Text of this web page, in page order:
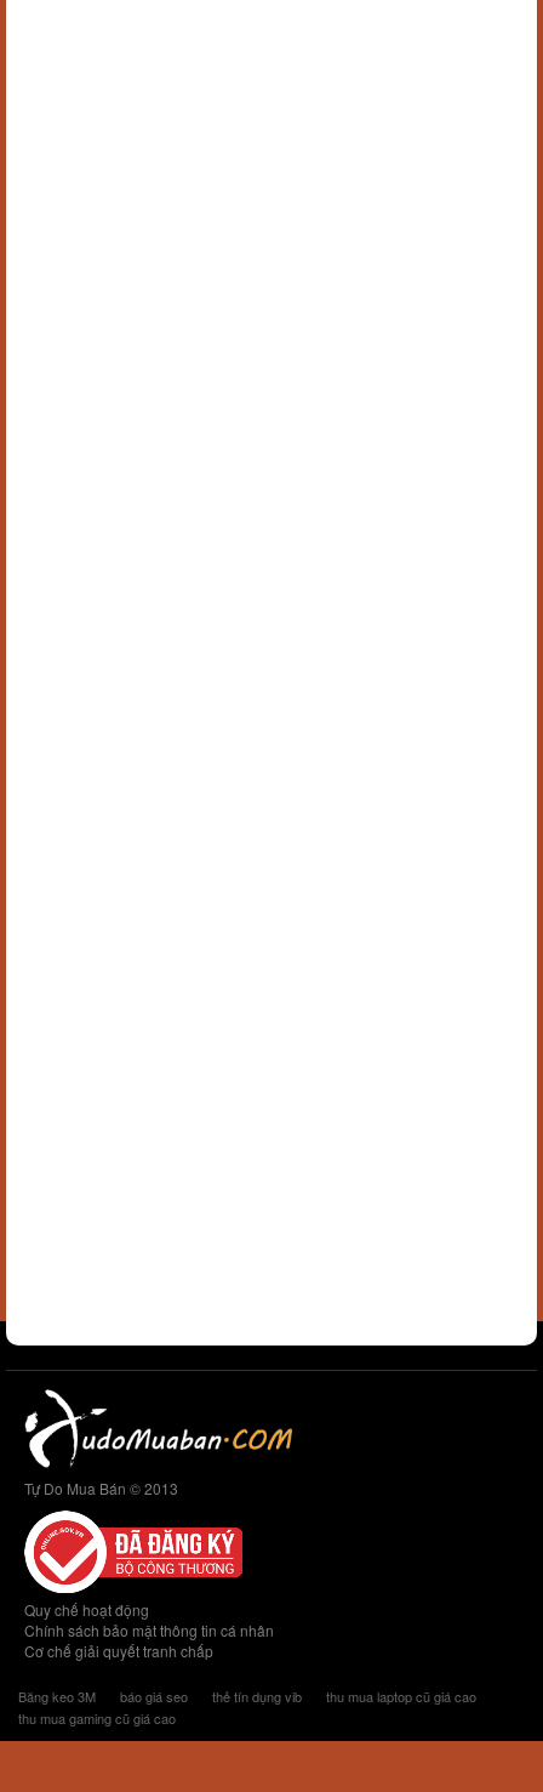
Tự Do Mua Bán © 2013
Quy chế hoạt động
Chính sách bảo mật thông tin cá nhân
Cơ chế giải quyết tranh chấp
Băng keo 3M báo giá seo thẻ tín dụng vib
thu mua laptop cũ giá cao
thu mua gaming cũ giá cao